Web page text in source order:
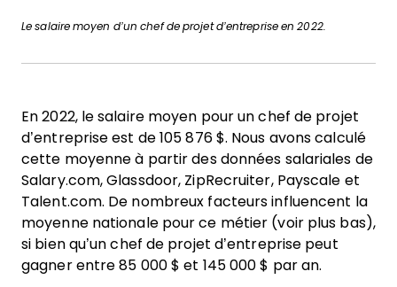
Le salaire moyen d’un chef de projet d’entreprise en 2022.
En 2022, le salaire moyen pour un chef de projet
d’entreprise est de 105 876 $. Nous avons calculé
cette moyenne à partir des données salariales de
Salary.com, Glassdoor, ZipRecruiter, Payscale et
Talent.com. De nombreux facteurs influencent la
moyenne nationale pour ce métier (voir plus bas),
si bien qu’un chef de projet d’entreprise peut
gagner entre 85 000 $ et 145 000 $ par an.